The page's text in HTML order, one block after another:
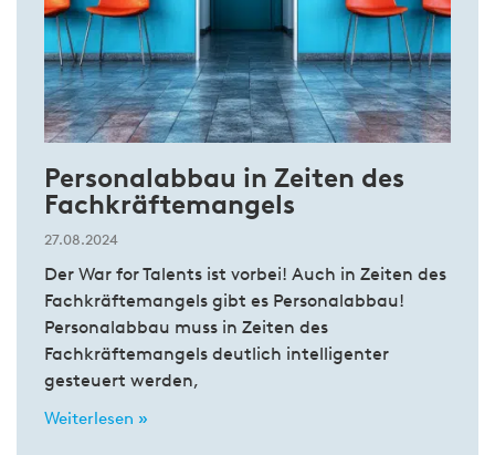
Personalabbau in Zeiten des
Fachkräftemangels
27.08.2024
Der War for Talents ist vorbei! Auch in Zeiten des
Fachkräftemangels gibt es Personalabbau!
Personalabbau muss in Zeiten des
Fachkräftemangels deutlich intelligenter
gesteuert werden,
Weiterlesen »